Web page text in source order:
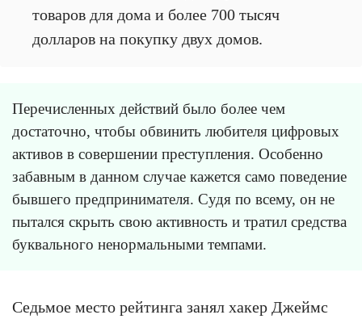
товаров для дома и более 700 тысяч
долларов на покупку двух домов.
Перечисленных действий было более чем
достаточно, чтобы обвинить любителя цифровых
активов в совершении преступления. Особенно
забавным в данном случае кажется само поведение
бывшего предпринимателя. Судя по всему, он не
пытался скрыть свою активность и тратил средства
буквального ненормальными темпами.
Седьмое место рейтинга занял хакер Джеймс